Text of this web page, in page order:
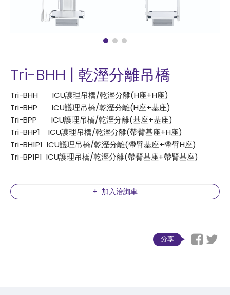
Tri-BHH | 乾溼分離吊橋
Tri-BHH ICU護理吊橋/乾溼分離(H座+H座)
Tri-BHP ICU護理吊橋/乾溼分離(H座+基座)
Tri-BPP ICU護理吊橋/乾溼分離(基座+基座)
Tri-BHP1 ICU護理吊橋/乾溼分離(帶臂基座+H座)
Tri-BH1P1 ICU護理吊橋/乾溼分離(帶臂基座+帶臂H座)
Tri-BP1P1 ICU護理吊橋/乾溼分離(帶臂基座+帶臂基座)
加入洽詢車
分享